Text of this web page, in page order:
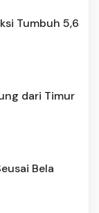
Tumbuh 5,6
dari Timur
Bela